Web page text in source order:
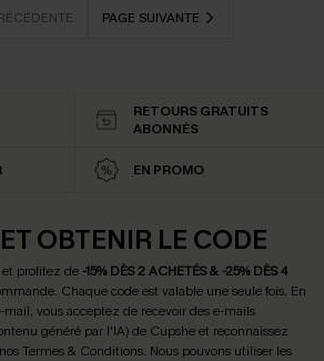
PAGE SUIVANTE
RETOURS GRATUITS
ABONNÉS
EN PROMO
OBTENIR LE CODE
profitez de -15% DÈS 2 ACHETÉS & -25% DÈS 4
Chaque code est valable une seule fois. En
vous acceptez de recevoir des e-mails
généré par l'IA) de Cupshe et reconnaissez
Termes & Conditions. Nous pouvons utiliser les